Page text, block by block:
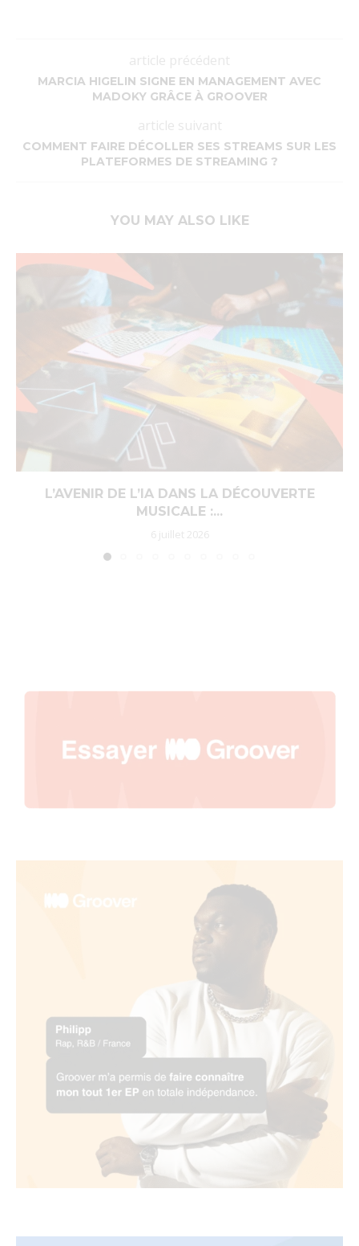
article précédent
MARCIA HIGELIN SIGNE EN MANAGEMENT AVEC
MADOKY GRÂCE À GROOVER
article suivant
COMMENT FAIRE DÉCOLLER SES STREAMS SUR LES
PLATEFORMES DE STREAMING ?
YOU MAY ALSO LIKE
L’AVENIR DE L’IA DANS LA DÉCOUVERTE
MUSICALE :...
6 juillet 2026